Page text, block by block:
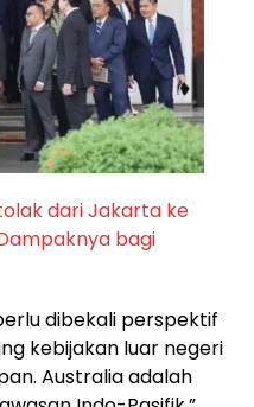
dari Jakarta ke
bagi
dibekali perspektif
kebijakan luar negeri
Australia adalah